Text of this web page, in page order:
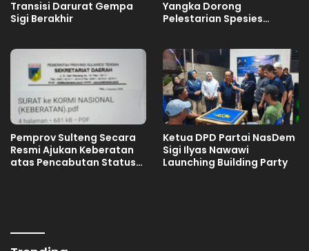
Transisi Darurat Gempa
Sigi Berakhir
Yangka Dorong
Pelestarian Spesies
Pemprov Sulteng Secara
Resmi Ajukan Keberatan
atas Pencabutan Status
Ketua DPD Partai NasDem
Sigi Ilyas Nawawi
Launching Building Party